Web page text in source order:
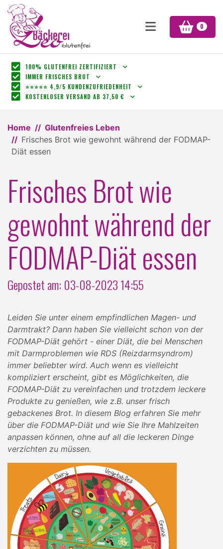
0
100% GLUTENFREI ZERTIFIZIERT
IMMER FRISCHES BROT
⭐⭐⭐⭐⭐ 4,9/5 KUNDENZUFRIEDENHEIT
KOSTENLOSER VERSAND AB 37,50 €
Home
Glutenfreies Leben
Frisches Brot wie gewohnt während der FODMAP-
Diät essen
Frisches Brot wie
gewohnt während der
FODMAP-Diät essen
Gepostet am: 03-08-2023 14:55
Leiden Sie unter einem empfindlichen Magen- und
Darmtrakt? Dann haben Sie vielleicht schon von der
FODMAP-Diät gehört - einer Diät, die bei Menschen
mit Darmproblemen wie RDS (Reizdarmsyndrom)
immer beliebter wird. Auch wenn es vielleicht
kompliziert erscheint, gibt es Möglichkeiten, die
FODMAP-Diät zu vereinfachen und trotzdem leckere
Produkte zu genießen, wie z.B. unser frisch
gebackenes Brot. In diesem Blog erfahren Sie mehr
über die FODMAP-Diät und wie Sie Ihre Mahlzeiten
anpassen können, ohne auf all die leckeren Dinge
verzichten zu müssen.